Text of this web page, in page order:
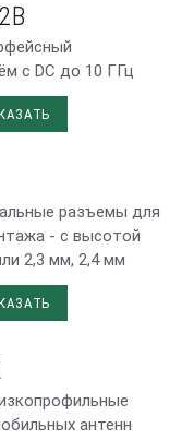
с DC до 10 ГГц
разъемы для
- с высотой
2,3 мм, 2,4 мм
антенн